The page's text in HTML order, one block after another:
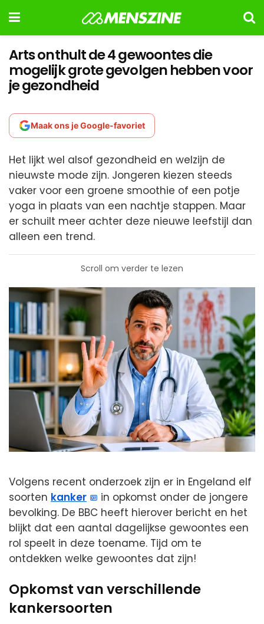
Arts onthult de 4 gewoontes die
mogelijk grote gevolgen hebben voor
je gezondheid
Maak ons je Google-favoriet
Het lijkt wel alsof gezondheid en welzijn de
nieuwste mode zijn. Jongeren kiezen steeds
vaker voor een groene smoothie of een potje
yoga in plaats van een nachtje stappen. Maar
er schuilt meer achter deze nieuwe leefstijl dan
alleen een trend.
Scroll om verder te lezen
Volgens recent onderzoek zijn er in Engeland elf
soorten kanker
in opkomst onder de jongere
bevolking. De BBC heeft hierover bericht en het
blijkt dat een aantal dagelijkse gewoontes een
rol speelt in deze toename. Tijd om te
ontdekken welke gewoontes dat zijn!
Opkomst van verschillende
kankersoorten